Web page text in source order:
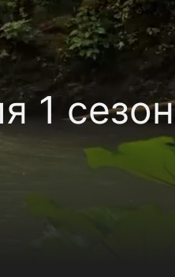
1 сезон